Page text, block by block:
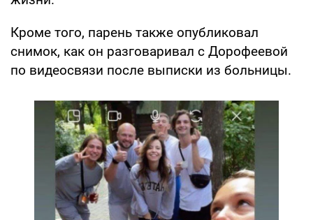
Кроме того, парень также опубликовал
снимок, как он разговаривал с Дорофеевой
по видеосвязи после выписки из больницы.